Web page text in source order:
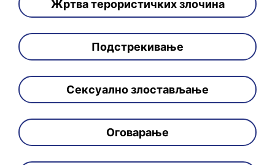
Жртва терористичких злочина
Подстрекивање
Сексуално злостављање
Оговарање